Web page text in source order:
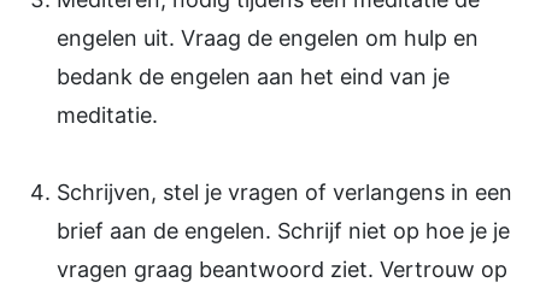
engelen uit. Vraag de engelen om hulp en
bedank de engelen aan het eind van je
meditatie.
Schrijven, stel je vragen of verlangens in een
brief aan de engelen. Schrijf niet op hoe je je
vragen graag beantwoord ziet. Vertrouw op